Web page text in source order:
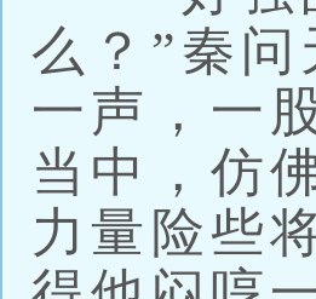
么？”秦
一声，一
当中，仿
力量险些